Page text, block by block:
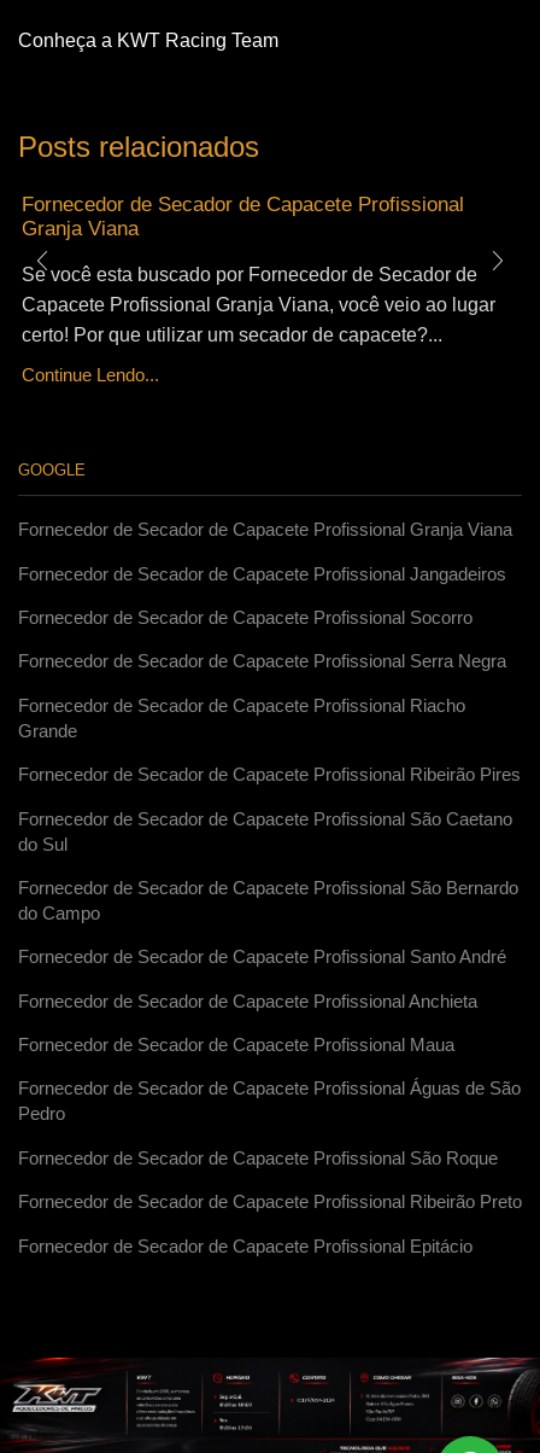
Conheça a KWT Racing Team
Posts relacionados
Fornecedor de Secador de Capacete Profissional
Granja Viana
Se você esta buscado por Fornecedor de Secador de
Capacete Profissional Granja Viana, você veio ao lugar
certo! Por que utilizar um secador de capacete?...
Continue Lendo...
GOOGLE
Fornecedor de Secador de Capacete Profissional Granja Viana
Fornecedor de Secador de Capacete Profissional Jangadeiros
Fornecedor de Secador de Capacete Profissional Socorro
Fornecedor de Secador de Capacete Profissional Serra Negra
Fornecedor de Secador de Capacete Profissional Riacho
Grande
Fornecedor de Secador de Capacete Profissional Ribeirão Pires
Fornecedor de Secador de Capacete Profissional São Caetano
do Sul
Fornecedor de Secador de Capacete Profissional São Bernardo
do Campo
Fornecedor de Secador de Capacete Profissional Santo André
Fornecedor de Secador de Capacete Profissional Anchieta
Fornecedor de Secador de Capacete Profissional Maua
Fornecedor de Secador de Capacete Profissional Águas de São
Pedro
Fornecedor de Secador de Capacete Profissional São Roque
Fornecedor de Secador de Capacete Profissional Ribeirão Preto
Fornecedor de Secador de Capacete Profissional Epitácio